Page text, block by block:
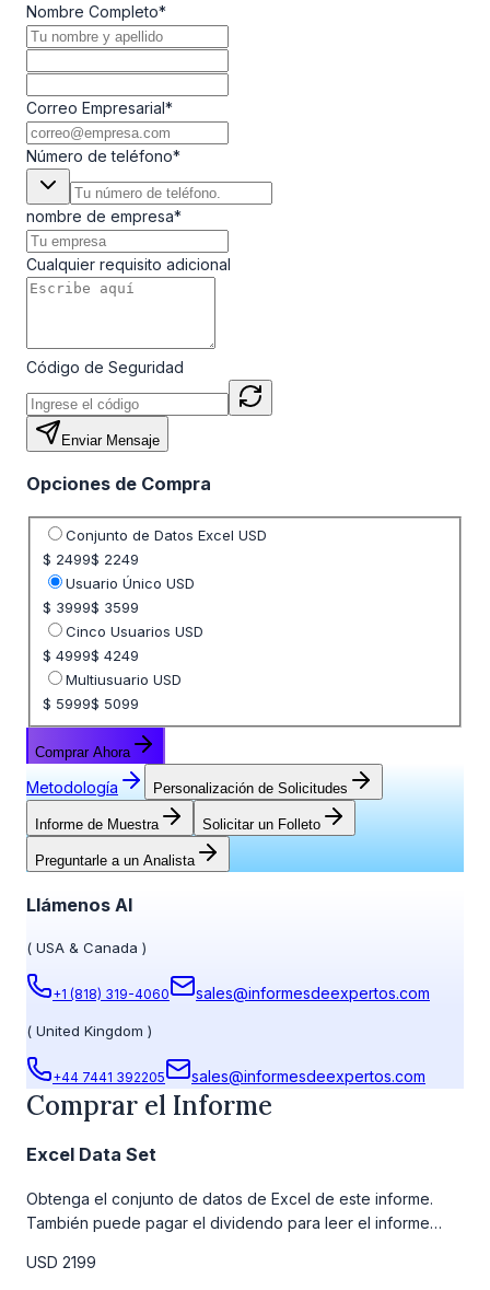
Nombre Completo*
Correo Empresarial*
Número de teléfono*
nombre de empresa*
Cualquier requisito adicional
Código de Seguridad
Enviar Mensaje
Opciones de Compra
Seleccione opción de precio
Conjunto de Datos Excel USD
$ 2499$ 2249
Usuario Único USD
$ 3999$ 3599
Cinco Usuarios USD
$ 4999$ 4249
Multiusuario USD
$ 5999$ 5099
Comprar Ahora
Metodología Personalización de Solicitudes
Informe de Muestra Solicitar un Folleto
Preguntarle a un Analista
Llámenos Al
( USA & Canada )
+1 (818) 319-4060 sales@informesdeexpertos.com
( United Kingdom )
+44 7441 392205 sales@informesdeexpertos.com
Comprar el Informe
Excel Data Set
Obtenga el conjunto de datos de Excel de este informe.
También puede pagar el dividendo para leer el informe
la tabla de precios a continuación.
USD 2199